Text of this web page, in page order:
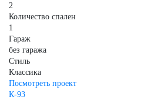
2
Количество спален
1
Гараж
без гаража
Стиль
Классика
Посмотреть проект
К-93